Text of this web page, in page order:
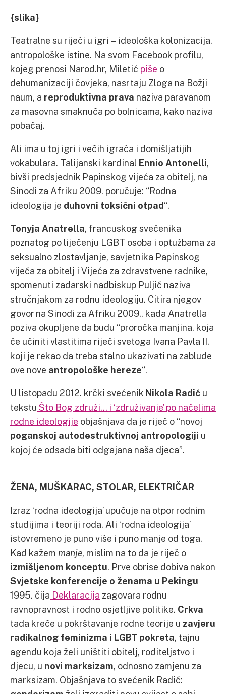
{slika}
Teatralne su riječi u igri – ideološka kolonizacija,
antropološke istine. Na svom Facebook profilu,
kojeg prenosi Narod.hr, Miletić piše o
dehumanizaciji čovjeka, nasrtaju Zloga na Božji
naum, a reproduktivna prava naziva paravanom
za masovna smaknuća po bolnicama, kako naziva
pobačaj.
Ali ima u toj igri i većih igrača i domišljatijih
vokabulara. Talijanski kardinal Ennio Antonelli,
bivši predsjednik Papinskog vijeća za obitelj, na
Sinodi za Afriku 2009. poručuje: “Rodna
ideologija je duhovni toksični otpad“.
Tonyja Anatrella, francuskog svećenika
poznatog po liječenju LGBT osoba i optužbama za
seksualno zlostavljanje, savjetnika Papinskog
vijeća za obitelj i Vijeća za zdravstvene radnike,
spomenuti zadarski nadbiskup Puljić naziva
stručnjakom za rodnu ideologiju. Citira njegov
govor na Sinodi za Afriku 2009., kada Anatrella
poziva okupljene da budu “proročka manjina, koja
će učiniti vlastitima riječi svetoga Ivana Pavla II.
koji je rekao da treba stalno ukazivati na zablude
ove nove antropološke hereze“.
U listopadu 2012. krčki svećenik Nikola Radić u
tekstu Što Bog združi… i ‘združivanje’ po načelima
rodne ideologije objašnjava da je riječ o “novoj
poganskoj autodestruktivnoj antropologiji u
kojoj će odsada biti odgajana naša djeca”.
ŽENA, MUŠKARAC, STOLAR, ELEKTRIČAR
Izraz ‘rodna ideologija’ upućuje na otpor rodnim
studijima i teoriji roda. Ali ‘rodna ideologija’
istovremeno je puno više i puno manje od toga.
Kad kažem manje, mislim na to da je riječ o
izmišljenom konceptu. Prve obrise dobiva nakon
Svjetske konferencije o ženama u Pekingu
1995. čija Deklaracija zagovara rodnu
ravnopravnost i rodno osjetljive politike. Crkva
tada kreće u pokrštavanje rodne teorije u zavjeru
radikalnog feminizma i LGBT pokreta, tajnu
agendu koja želi uništiti obitelj, roditeljstvo i
djecu, u novi marksizam, odnosno zamjenu za
marksizam. Objašnjava to svećenik Radić: